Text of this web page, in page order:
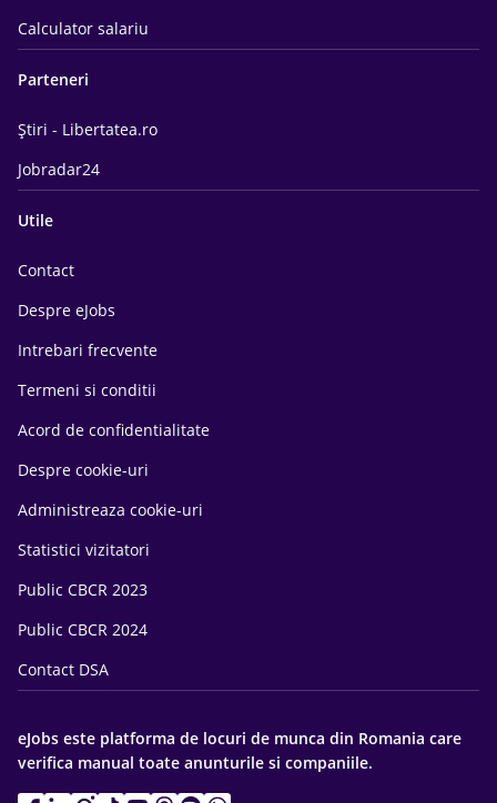
Calculator salariu
Parteneri
Știri - Libertatea.ro
Jobradar24
Utile
Contact
Despre eJobs
Intrebari frecvente
Termeni si conditii
Acord de confidentialitate
Despre cookie-uri
Administreaza cookie-uri
Statistici vizitatori
Public CBCR 2023
Public CBCR 2024
Contact DSA
eJobs este platforma de locuri de munca din Romania care
verifica manual toate anunturile si companiile.